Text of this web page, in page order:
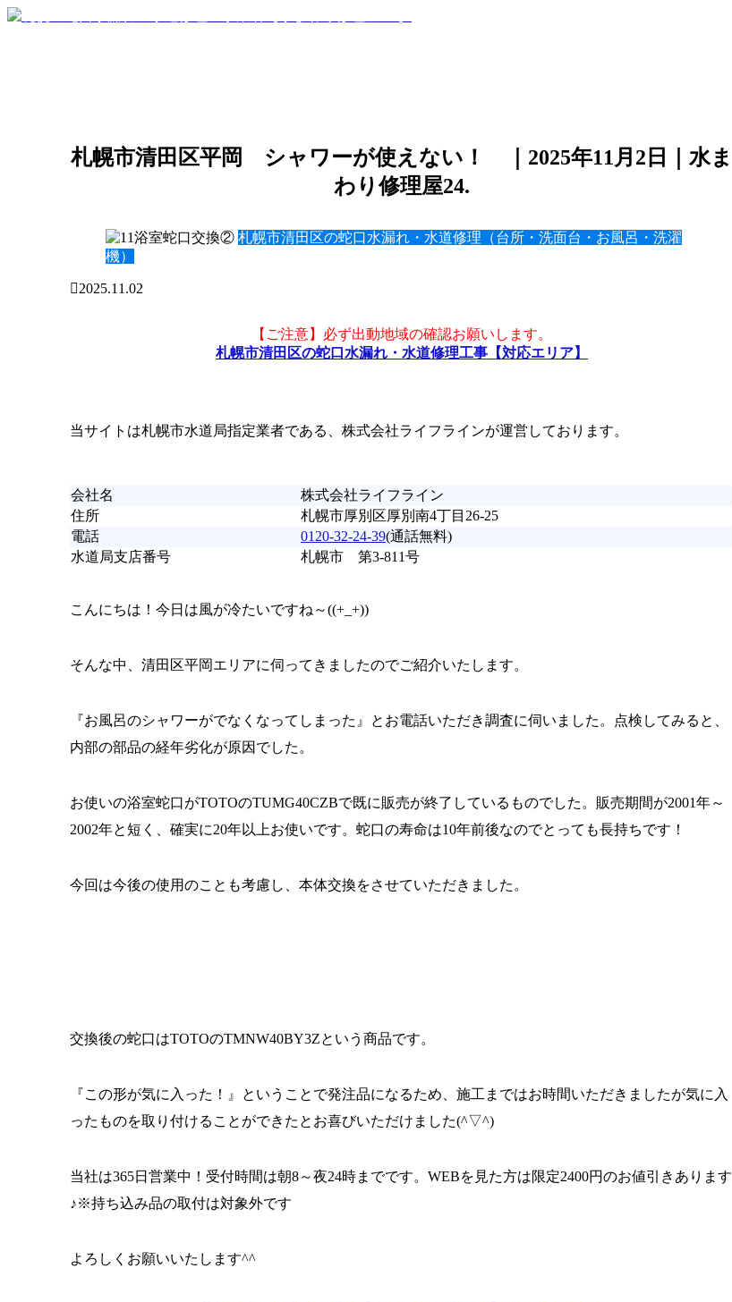
札幌市清田区平岡 シャワーが使えない！ ｜2025年11月2日｜水ま
わり修理屋24.
札幌市清田区の蛇口水漏れ・水道修理（台所・洗面台・お風呂・洗濯
機）
2025.11.02
【ご注意】必ず出動地域の確認お願いします。
札幌市清田区の蛇口水漏れ・水道修理工事【対応エリア】
当サイトは札幌市水道局指定業者である、株式会社ライフラインが運営しております。
会社名
株式会社ライフライン
住所
札幌市厚別区厚別南4丁目26-25
電話
0120-32-24-39(通話無料)
水道局支店番号
札幌市 第3-811号
こんにちは！今日は風が冷たいですね～((+_+))
そんな中、清田区平岡エリアに伺ってきましたのでご紹介いたします。
『お風呂のシャワーがでなくなってしまった』とお電話いただき調査に伺いました。点検してみると、
内部の部品の経年劣化が原因でした。
お使いの浴室蛇口がTOTOのTUMG40CZBで既に販売が終了しているものでした。販売期間が2001年～
2002年と短く、確実に20年以上お使いです。蛇口の寿命は10年前後なのでとっても長持ちです！
今回は今後の使用のことも考慮し、本体交換をさせていただきました。
交換後の蛇口はTOTOのTMNW40BY3Zという商品です。
『この形が気に入った！』ということで発注品になるため、施工まではお時間いただきましたが気に入
ったものを取り付けることができたとお喜びいただけました(^▽^)
当社は365日営業中！受付時間は朝8～夜24時までです。WEBを見た方は限定2400円のお値引きあります
♪※持ち込み品の取付は対象外です
よろしくお願いいたします^^